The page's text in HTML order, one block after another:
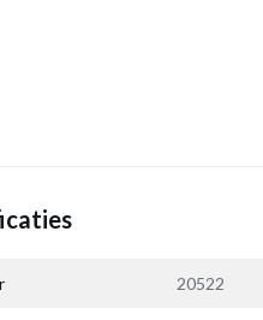
20522